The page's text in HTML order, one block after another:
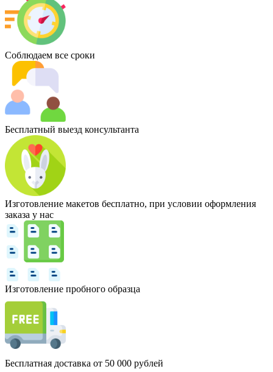
Соблюдаем все сроки
Бесплатный выезд консультанта
Изготовление макетов бесплатно, при условии оформления
заказа у нас
Изготовление пробного образца
Бесплатная доставка от 50 000 рублей